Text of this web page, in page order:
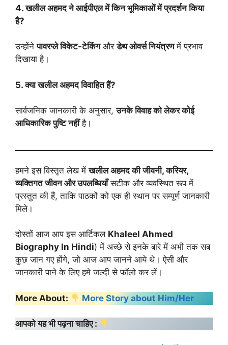
4. खलील अहमद ने आईपीएल में किन भूमिकाओं में प्रदर्शन किया
है?
उन्होंनेपावरप्ले विकेट-टेकिंगऔरडेथ ओवर्स नियंत्रणमें प्रभाव
दिखाया है।
5. क्या खलील अहमद विवाहित हैं?
सार्वजनिक जानकारी के अनुसार,उनके विवाह को लेकर कोई
आधिकारिक पुष्टि नहींहै।
हमने इस विस्तृत लेख मेंखलील अहमद की जीवनी, करियर,
व्यक्तिगत जीवन और उपलब्धियाँसटीक और व्यवस्थित रूप में
प्रस्तुत की हैं, ताकि पाठकों को एक ही स्थान पर सम्पूर्ण जानकारी
मिले।
दोस्तों आज आप इस आर्टिकल Khaleel Ahmed
Biography In Hindi) में अच्छे से इनके बारे में अभी तक सब
कुछ जान गए होंगे, जो आज आप जानने आये थे। ऐसी और
जानकारी पाने के लिए हमे जल्दी से फॉलो कर लें।
More About: More Story about Him/Her
आपको यह भी पढ़ना चाहिए :